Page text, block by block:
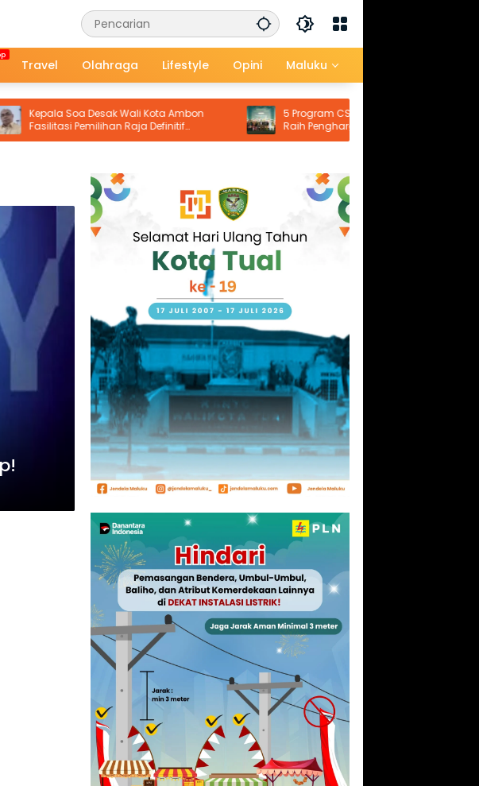
Travel Olahraga Lifestyle Opini Maluku
Soa Desak Wali Kota Ambon
Pemilihan Raja Definitif
5 Program CSR Pertamina Papua Maluku
Raih Penghargaan Nasional, Dorong
Pemberdayaan Ekonomi hingga